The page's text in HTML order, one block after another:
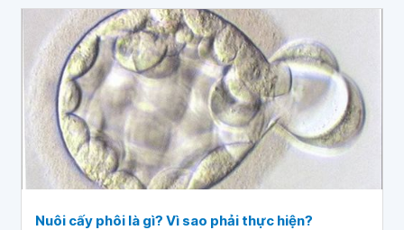
Nuôi cấy phôi là gì? Vì sao phải thực hiện?